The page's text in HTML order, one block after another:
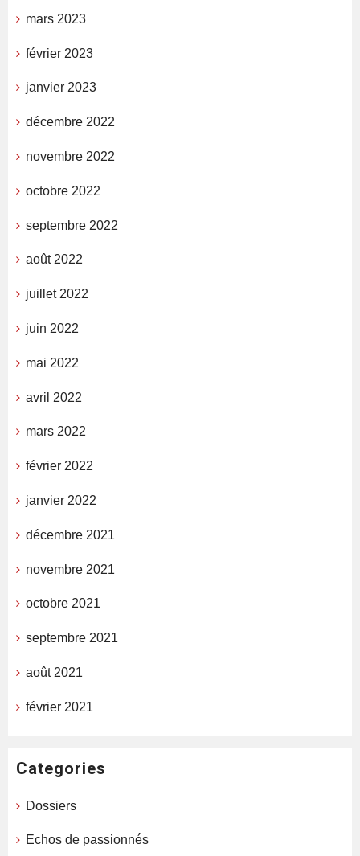
mars 2023
février 2023
janvier 2023
décembre 2022
novembre 2022
octobre 2022
septembre 2022
août 2022
juillet 2022
juin 2022
mai 2022
avril 2022
mars 2022
février 2022
janvier 2022
décembre 2021
novembre 2021
octobre 2021
septembre 2021
août 2021
février 2021
Categories
Dossiers
Echos de passionnés